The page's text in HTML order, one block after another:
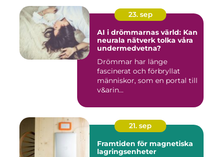
23. sep
AI i drömmarnas värld: Kan
neurala nätverk tolka våra
undermedvetna?
Drömmar har länge
fascinerat och förbryllat
människor, som en portal till
v&arin...
21. sep
Framtiden för magnetiska
lagringsenheter